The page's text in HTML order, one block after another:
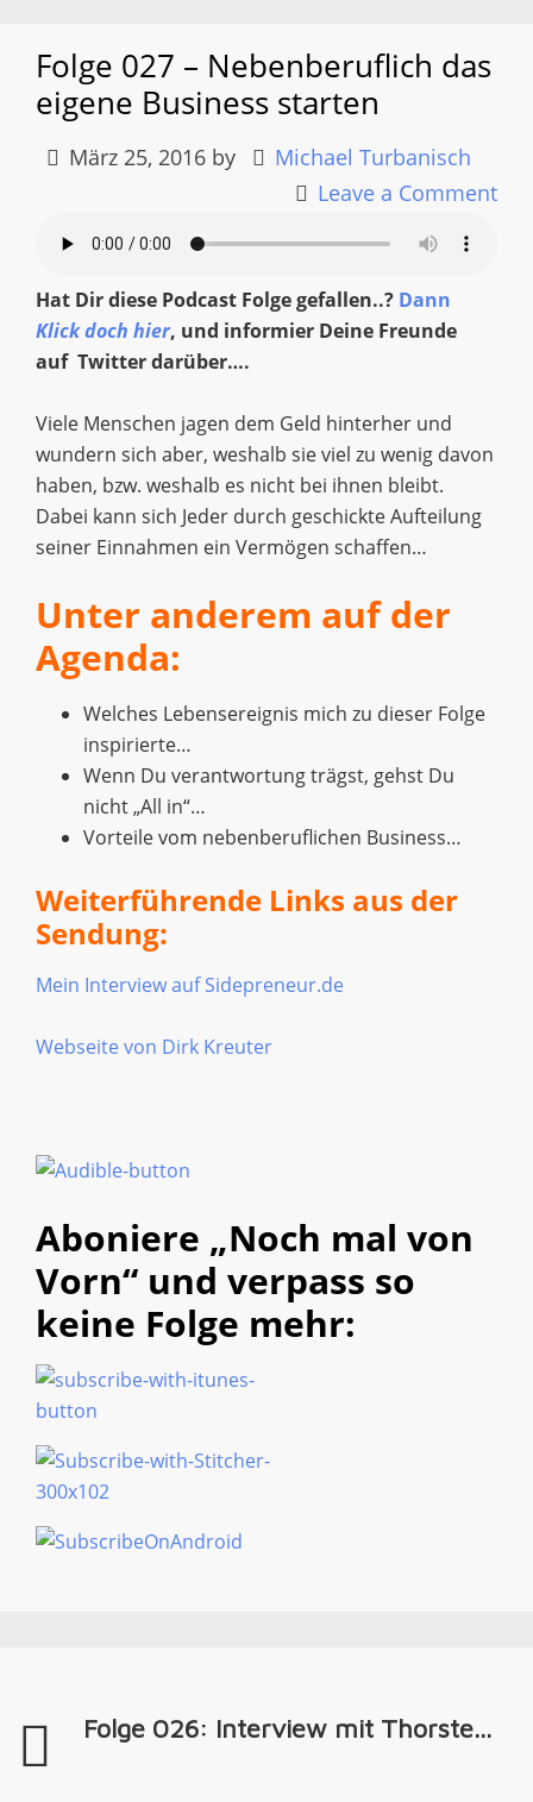
Folge 027 – Nebenberuflich das
eigene Business starten
März 25, 2016 by
Michael Turbanisch
Leave a Comment
Hat Dir diese Podcast Folge gefallen..? Dann
Klick doch hier, und informier Deine Freunde
auf Twitter darüber….
Viele Menschen jagen dem Geld hinterher und
wundern sich aber, weshalb sie viel zu wenig davon
haben, bzw. weshalb es nicht bei ihnen bleibt.
Dabei kann sich Jeder durch geschickte Aufteilung
seiner Einnahmen ein Vermögen schaffen…
Unter anderem auf der
Agenda:
Welches Lebensereignis mich zu dieser Folge
inspirierte…
Wenn Du verantwortung trägst, gehst Du
nicht „All in“…
Vorteile vom nebenberuflichen Business…
Weiterführende Links aus der
Sendung:
Mein Interview auf Sidepreneur.de
Webseite von Dirk Kreuter
Aboniere „Noch mal von
Vorn“ und verpass so
keine Folge mehr:
Folge 026: Interview mit Thorste...